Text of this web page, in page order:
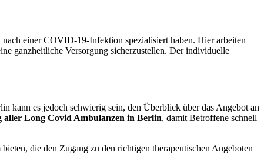
einer COVID-19-Infektion spezialisiert haben. Hier arbeiten
ganzheitliche Versorgung sicherzustellen. Der individuelle
kann es jedoch schwierig sein, den Überblick über das Angebot an
aller Long Covid Ambulanzen in Berlin, damit Betroffene schnell
die den Zugang zu den richtigen therapeutischen Angeboten